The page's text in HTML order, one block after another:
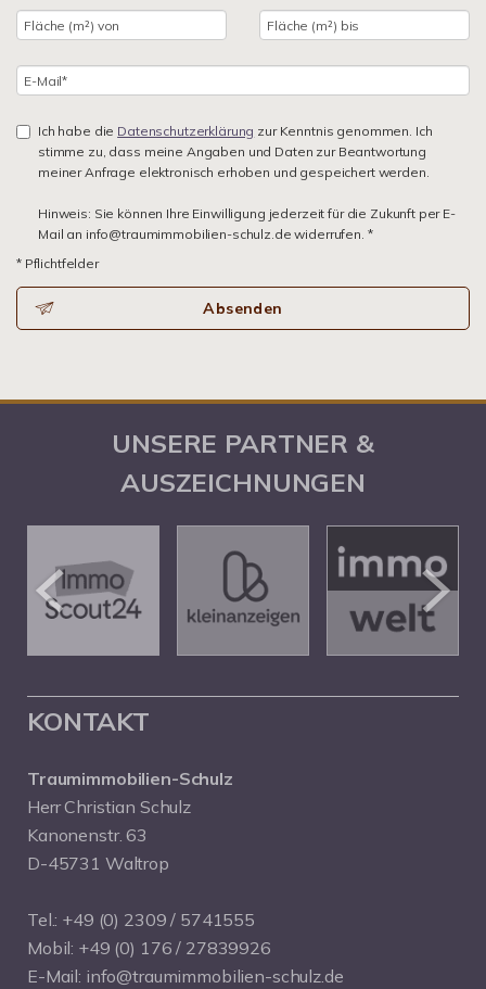
Ich habe die Datenschutzerklärung zur Kenntnis genommen. Ich
stimme zu, dass meine Angaben und Daten zur Beantwortung
meiner Anfrage elektronisch erhoben und gespeichert werden.
Hinweis: Sie können Ihre Einwilligung jederzeit für die Zukunft per E-
Mail an info@traumimmobilien-schulz.de widerrufen. *
* Pflichtfelder
Absenden
UNSERE PARTNER &
AUSZEICHNUNGEN
KONTAKT
Traumimmobilien-Schulz
Herr Christian Schulz
Kanonenstr. 63
D-45731 Waltrop
Tel.: +49 (0) 2309 / 5741555
Mobil: +49 (0) 176 / 27839926
E-Mail: info@traumimmobilien-schulz.de